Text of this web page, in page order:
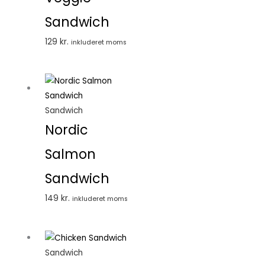
Sandwich
129 kr. inkluderet moms
Sandwich
Nordic
Salmon
Sandwich
149 kr. inkluderet moms
Sandwich